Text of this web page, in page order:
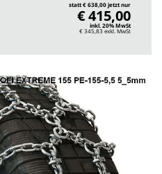
statt € 638,00 jetzt nur
€ 415,00
inkl. 20% MwSt
€ 345,83 exkl. MwSt